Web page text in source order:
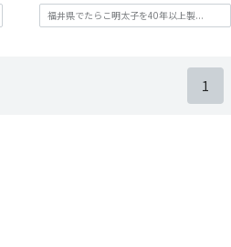
福井県でたらこ明太子を40年以上製...
1